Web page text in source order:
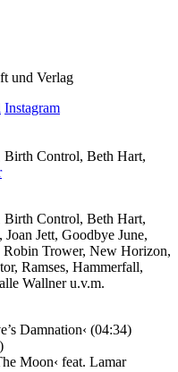
und Verlag
Instagram
Control, Beth Hart,
Control, Beth Hart,
Jett, Goodbye June,
Trower, New Horizon,
Ramses, Hammerfall,
Wallner u.v.m.
Damnation‹ (04:34)
Moon‹ feat. Lamar